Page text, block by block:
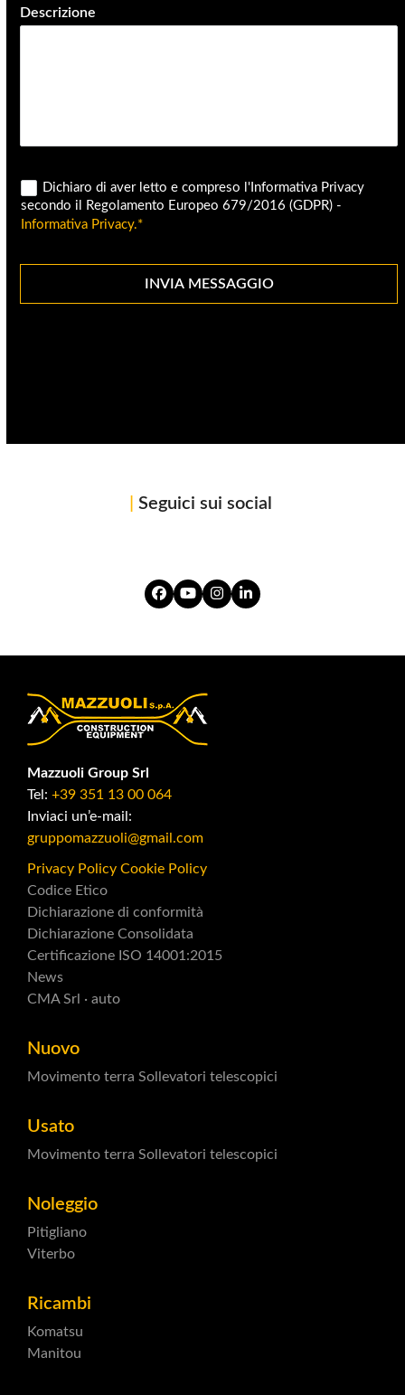
Descrizione
Dichiaro di aver letto e compreso l'Informativa Privacy
secondo il Regolamento Europeo 679/2016 (GDPR) -
Informativa Privacy.*
INVIA MESSAGGIO
Seguici sui social
Facebook
YouTubeInstagram
LinkedIn
Mazzuoli Group Srl
Tel: +39 351 13 00 064
Inviaci un’e-mail:
gruppomazzuoli@gmail.com
Privacy Policy Cookie Policy
Codice Etico
Dichiarazione di conformità
Dichiarazione Consolidata
Certificazione ISO 14001:2015
News
CMA Srl · auto
Nuovo
Movimento terra Sollevatori telescopici
Usato
Movimento terra Sollevatori telescopici
Noleggio
Pitigliano
Viterbo
Ricambi
Komatsu
Manitou